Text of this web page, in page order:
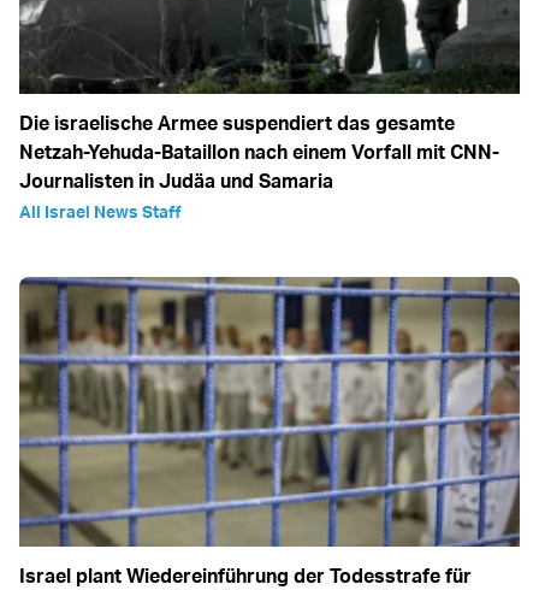
Die israelische Armee suspendiert das gesamte
Netzah-Yehuda-Bataillon nach einem Vorfall mit CNN-
Journalisten in Judäa und Samaria
All Israel News Staff
Israel plant Wiedereinführung der Todesstrafe für